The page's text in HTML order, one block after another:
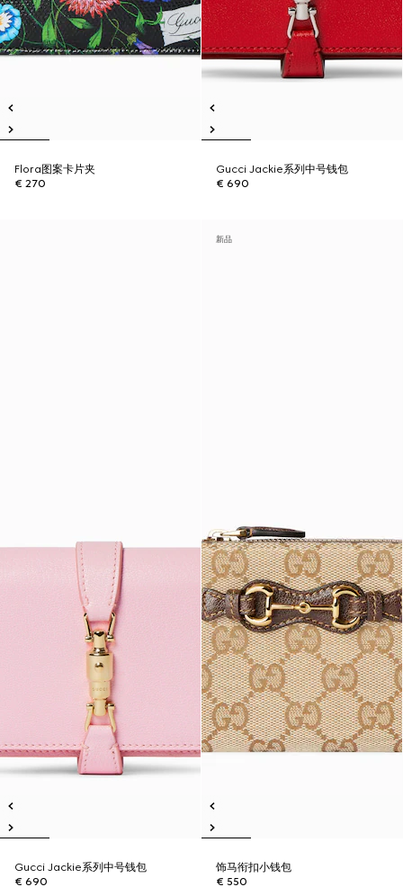
Flora图案卡片夹
€ 270
Gucci Jackie系列中号钱包
€ 690
Gucci Jackie系列中号钱包
€ 690
新品
饰马衔扣小钱包
€ 550